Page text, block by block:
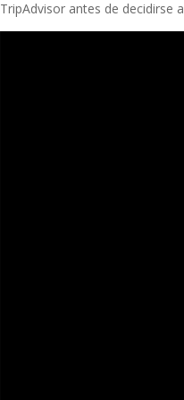
TripAdvisor antes de decidirse